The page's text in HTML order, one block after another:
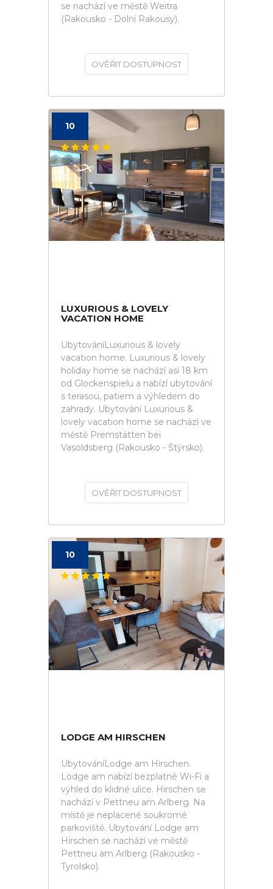
se nachází ve městě Weitra
(Rakousko - Dolní Rakousy).
OVĚŘIT DOSTUPNOST
10
LUXURIOUS & LOVELY
VACATION HOME
UbytováníLuxurious & lovely
vacation home. Luxurious & lovely
holiday home se nachází asi 18 km
od Glockenspielu a nabízí ubytování
s terasou, patiem a výhledem do
zahrady. Ubytování Luxurious &
lovely vacation home se nachází ve
městě Premstätten bei
Vasoldsberg (Rakousko - Štýrsko).
OVĚŘIT DOSTUPNOST
10
LODGE AM HIRSCHEN
UbytováníLodge am Hirschen.
Lodge am nabízí bezplatné Wi-Fi a
výhled do klidné ulice. Hirschen se
nachází v Pettneu am Arlberg. Na
místě je neplacené soukromé
parkoviště. Ubytování Lodge am
Hirschen se nachází ve městě
Pettneu am Arlberg (Rakousko -
Tyrolsko).